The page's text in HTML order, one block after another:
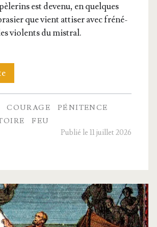
est deve­nu, en quelques
que vient atti­ser avec fré­né­
vio­lents du mistral.
Un
océan
de feu !
COURAGE
PÉNITENCE
FEU
Publié le 11 juillet 2026